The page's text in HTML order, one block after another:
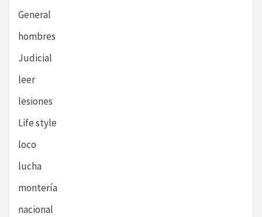
General
hombres
Judicial
leer
lesiones
Life style
loco
lucha
montería
nacional